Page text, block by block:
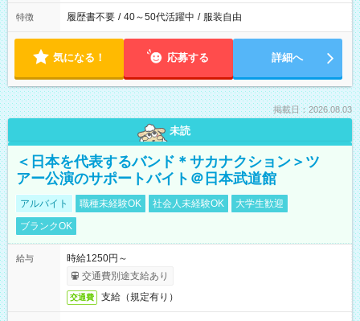
特徴 履歴書不要 / 40～50代活躍中 / 服装自由
気になる！ 応募する 詳細へ
掲載日：2026.08.03
未読
＜日本を代表するバンド＊サカナクション＞ツ
アー公演のサポートバイト＠日本武道館
アルバイト 職種未経験OK 社会人未経験OK
大学生歓迎
ブランクOK
給与
時給1250円～
交通費別途支給あり
交通費 支給（規定有り）